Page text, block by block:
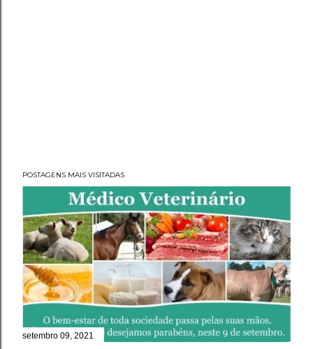
POSTAGENS MAIS VISITADAS
setembro 09, 2021